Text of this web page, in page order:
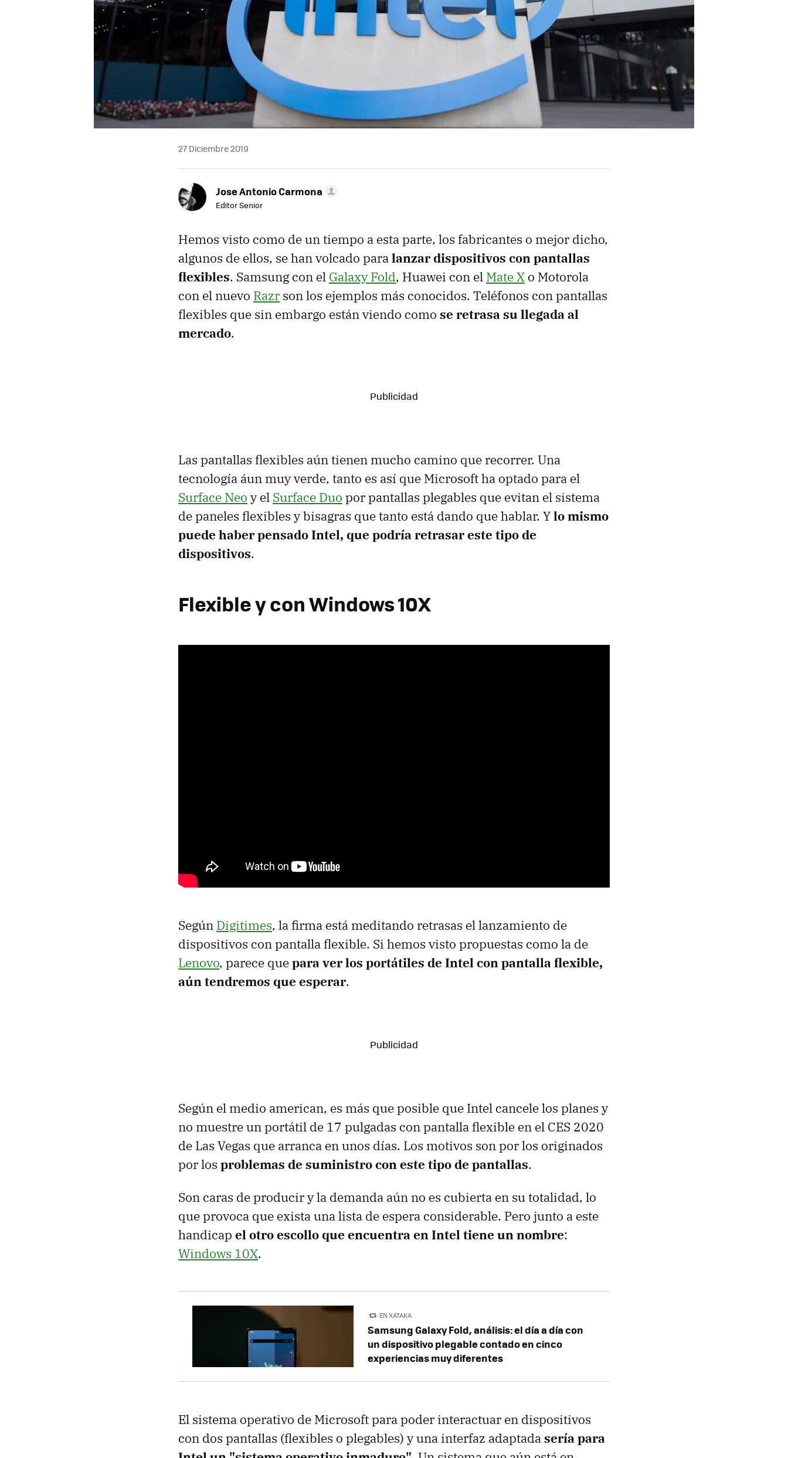
27 Diciembre 2019
Jose Antonio Carmona
Editor Senior
Hemos visto como de un tiempo a esta parte, los fabricantes o mejor dicho,
algunos de ellos, se han volcado paralanzar dispositivos con pantallas
flexibles. Samsung con el Galaxy Fold, Huawei con el Mate X o Motorola
con el nuevo Razr son los ejemplos más conocidos. Teléfonos con pantallas
flexibles que sin embargo están viendo como se retrasa su llegada al
mercado.
Las pantallas flexibles aún tienen mucho camino que recorrer. Una
tecnología áun muy verde, tanto es así que Microsoft ha optado para el
Surface Neo y el Surface Duo por pantallas plegables que evitan el sistema
de paneles flexibles y bisagras que tanto está dando que hablar. Ylo mismo
puede haber pensado Intel, que podría retrasar este tipo de
dispositivos.
Flexible y con Windows 10X
Según Digitimes, la firma está meditando retrasas el lanzamiento de
dispositivos con pantalla flexible. Si hemos visto propuestas como la de
Lenovo, parece quepara ver los portátiles de Intel con pantalla flexible,
aún tendremos que esperar.
Según el medio american, es más que posible que Intel cancele los planes y
no muestre un portátil de 17 pulgadas con pantalla flexible en el CES 2020
de Las Vegas que arranca en unos días. Los motivos son por los originados
por los problemas de suministro con este tipo de pantallas.
Son caras de producir y la demanda aún no es cubierta en su totalidad, lo
que provoca que exista una lista de espera considerable. Pero junto a este
handicap el otro escollo que encuentra en Intel tiene un nombre:
Windows 10X.
EN XATAKA
Samsung Galaxy Fold, análisis: el día a día con
un dispositivo plegable contado en cinco
experiencias muy diferentes
El sistema operativo de Microsoft para poder interactuar en dispositivos
con dos pantallas (flexibles o plegables) y una interfaz adaptadasería para